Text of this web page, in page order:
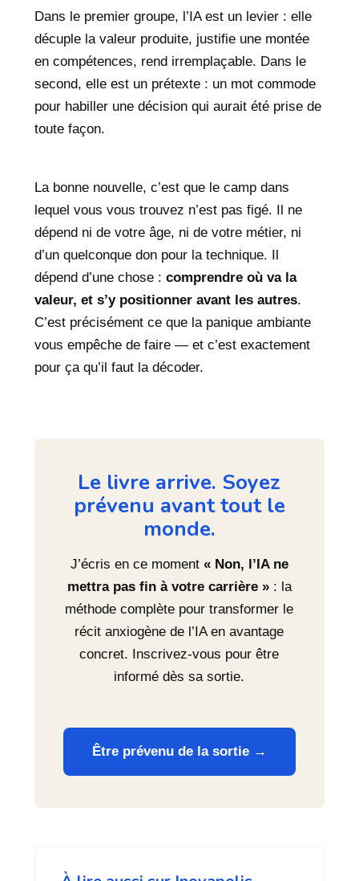
Dans le premier groupe, l’IA est un levier : elle
décuple la valeur produite, justifie une montée
en compétences, rend irremplaçable. Dans le
second, elle est un prétexte : un mot commode
pour habiller une décision qui aurait été prise de
toute façon.
La bonne nouvelle, c’est que le camp dans
lequel vous vous trouvez n’est pas figé. Il ne
dépend ni de votre âge, ni de votre métier, ni
d’un quelconque don pour la technique. Il
dépend d’une chose : comprendre où va la
valeur, et s’y positionner avant les autres.
C’est précisément ce que la panique ambiante
vous empêche de faire — et c’est exactement
pour ça qu’il faut la décoder.
Le livre arrive. Soyez
prévenu avant tout le
monde.
J’écris en ce moment « Non, l’IA ne
mettra pas fin à votre carrière »: la
méthode complète pour transformer le
récit anxiogène de l’IA en avantage
concret. Inscrivez-vous pour être
informé dès sa sortie.
Être prévenu de la sortie →